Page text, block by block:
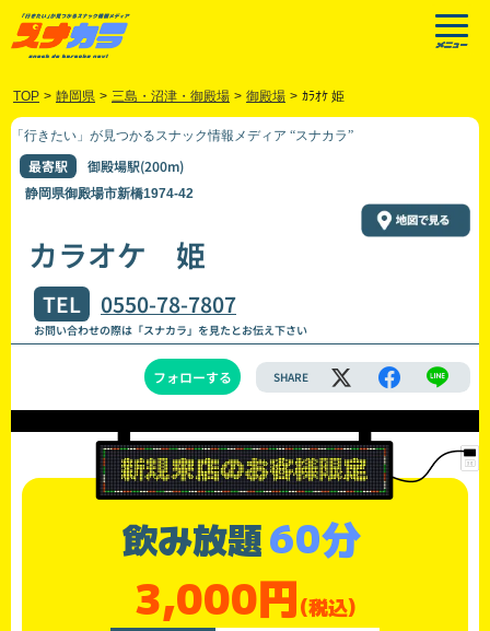
TOP > 静岡県 > 三島・沼津・御殿場 > 御殿場 > ｶﾗｵｹ 姫
「行きたい」が見つかるスナック情報メディア “スナカラ”
最寄駅 御殿場駅(200m)
静岡県御殿場市新橋1974-42
カラオケ 姫
TEL 0550-78-7807
お問い合わせの際は「スナカラ」を見たとお伝え下さい
フォローする SHARE
飲み放題60分
3,000円(税込)